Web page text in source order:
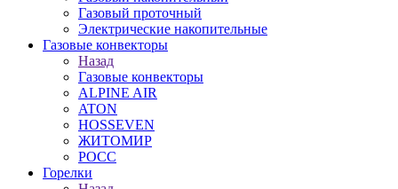
Газовый проточный
Электрические накопительные
Газовые конвекторы
Назад
Газовые конвекторы
ALPINE AIR
ATON
HOSSEVEN
ЖИТОМИР
РОСС
Горелки